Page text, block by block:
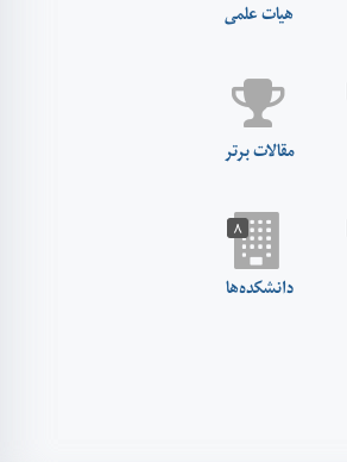
هیات علمی
مقالات برتر
۸
دانشکده‌ها